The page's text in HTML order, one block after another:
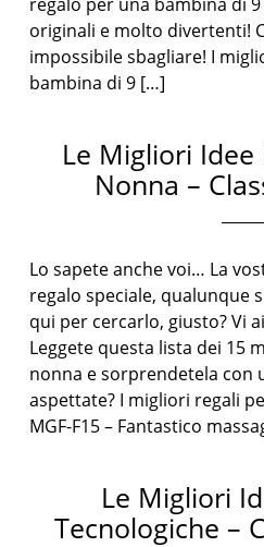
originali e molto divertenti!
impossibile sbagliare! I
bambina di 9 […]
Le Migliori Idee
Nonna –
Lo sapete anche voi… La
regalo speciale, qualunque
qui per cercarlo, giusto? Vi
Leggete questa lista dei 15
nonna e sorprendetela con
aspettate? I migliori regali
MGF-F15 – Fantastico
Le Migliori
Tecnologiche –